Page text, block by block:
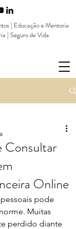
| Educação e Mentoria
| Seguro de Vida
Consultar
Online
pode
Muitas
perdido diante